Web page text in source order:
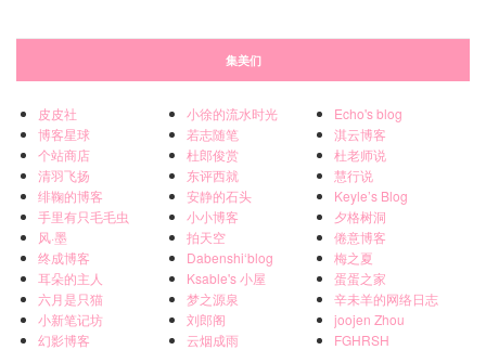
集美们
皮皮社
博客星球
个站商店
清羽飞扬
绯鞠的博客
手里有只毛毛虫
风·墨
终成博客
耳朵的主人
六月是只猫
小新笔记坊
幻影博客
小徐的流水时光
若志随笔
杜郎俊赏
东评西就
安静的石头
小小博客
拍天空
Dabenshi‘blog
Ksable's 小屋
梦之源泉
刘郎阁
云烟成雨
Echo's blog
淇云博客
杜老师说
慧行说
Keyle’s Blog
夕格树洞
倦意博客
梅之夏
蛋蛋之家
辛未羊的网络日志
joojen Zhou
FGHRSH